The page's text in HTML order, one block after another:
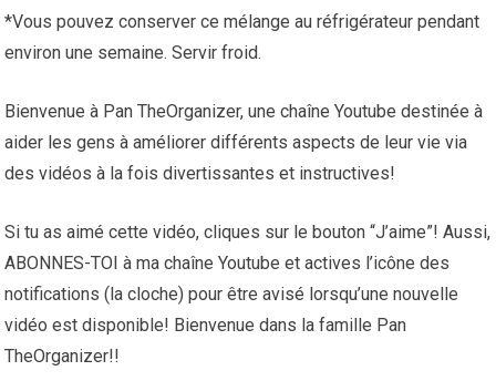
*Vous pouvez conserver ce mélange au réfrigérateur pendant
environ une semaine. Servir froid.
Bienvenue à Pan TheOrganizer, une chaîne Youtube destinée à
aider les gens à améliorer différents aspects de leur vie via
des vidéos à la fois divertissantes et instructives!
Si tu as aimé cette vidéo, cliques sur le bouton “J’aime”! Aussi,
ABONNES-TOI à ma chaîne Youtube et actives l’icône des
notifications (la cloche) pour être avisé lorsqu’une nouvelle
vidéo est disponible! Bienvenue dans la famille Pan
TheOrganizer!!